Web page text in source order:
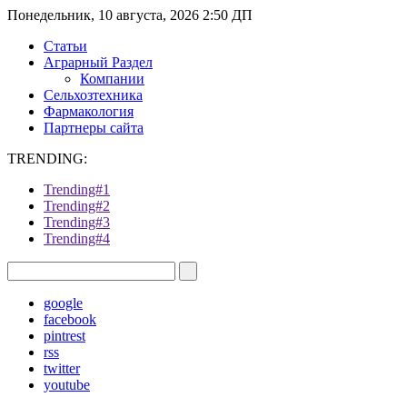
Понедельник, 10 августа, 2026 2:50 ДП
Статьи
Аграрный Раздел
Компании
Сельхозтехника
Фармакология
Партнеры сайта
TRENDING:
Trending#1
Trending#2
Trending#3
Trending#4
google
facebook
pintrest
rss
twitter
youtube